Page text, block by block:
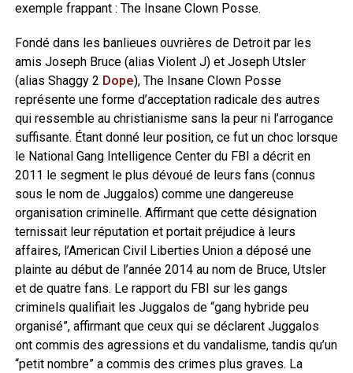
exemple frappant : The Insane Clown Posse.
Fondé dans les banlieues ouvrières de Detroit par les
amis Joseph Bruce (alias Violent J) et Joseph Utsler
(alias Shaggy 2 Dope), The Insane Clown Posse
représente une forme d’acceptation radicale des autres
qui ressemble au christianisme sans la peur ni l’arrogance
suffisante. Étant donné leur position, ce fut un choc lorsque
le National Gang Intelligence Center du FBI a décrit en
2011 le segment le plus dévoué de leurs fans (connus
sous le nom de Juggalos) comme une dangereuse
organisation criminelle. Affirmant que cette désignation
ternissait leur réputation et portait préjudice à leurs
affaires, l’American Civil Liberties Union a déposé une
plainte au début de l’année 2014 au nom de Bruce, Utsler
et de quatre fans. Le rapport du FBI sur les gangs
criminels qualifiait les Juggalos de “gang hybride peu
organisé”, affirmant que ceux qui se déclarent Juggalos
ont commis des agressions et du vandalisme, tandis qu’un
“petit nombre” a commis des crimes plus graves. La